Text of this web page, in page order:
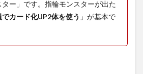
ー」です。指輪モンスターが出た
でカード化UP2体を使う 」が基本で